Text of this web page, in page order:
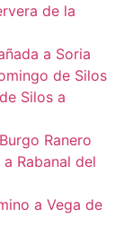
de la
a Soria
de Silos
Silos a
Ranero
Rabanal del
a Vega de